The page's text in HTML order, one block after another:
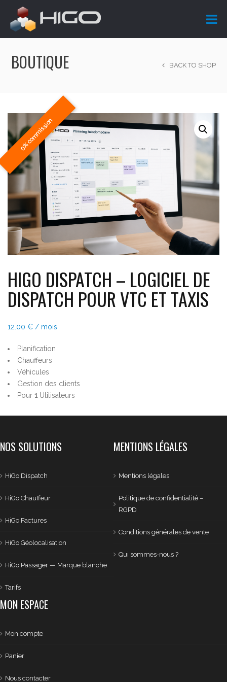
BOUTIQUE BACK TO SHOP
0% commission
HIGO DISPATCH – LOGICIEL DE
DISPATCH POUR VTC ET TAXIS
12.00 € / mois
Planification
Chauffeurs
Véhicules
Gestion des clients
Pour 1Utilisateurs
NOS SOLUTIONS
HiGo Dispatch
HiGo Chauffeur
HiGo Factures
HiGo Géolocalisation
HiGo Passager — Marque blanche
Tarifs
MENTIONS LÉGALES
Mentions légales
Politique de confidentialité –
RGPD
Conditions générales de vente
Qui sommes-nous ?
MON ESPACE
Mon compte
Panier
Nous contacter